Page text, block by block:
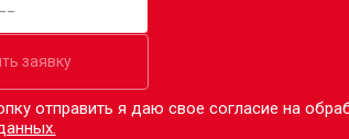
заявку
отправить я даю свое согласие на